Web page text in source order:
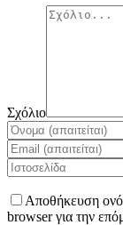
Σχόλιο
Αποθήκευση
browser για την